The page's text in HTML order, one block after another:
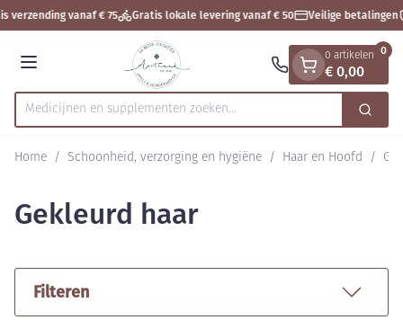
Ga naar de inhoud
1 van 1
verzending vanaf € 75 Gratis lokale levering vanaf € 50 Veilige betalingen
Menu
Product, merk, categorie...
Medicijnen en supplementen zoeken... Zoek
0 artikelen
€ 0,00
0
Home / Schoonheid, verzorging en hygiëne / Haar en Hoofd /
Gekleurd haar
Filteren